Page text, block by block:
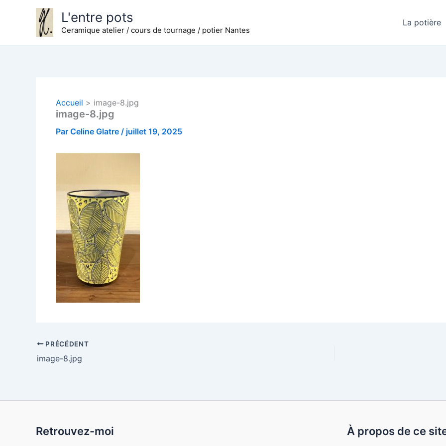
L'entre pots
Ceramique atelier / cours de tournage / potier Nantes
La potière
Accueil image-8.jpg
image-8.jpg
Par Celine Glatre / juillet 19, 2025
PRÉCÉDENT
image-8.jpg
Retrouvez-moi À propos de ce